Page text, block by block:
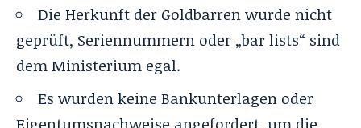
Die Herkunft der Goldbarren wurde nicht
geprüft, Seriennummern oder „bar lists“ sind
dem Ministerium egal.
Es wurden keine Bankunterlagen oder
Eigentumsnachweise angefordert, um die